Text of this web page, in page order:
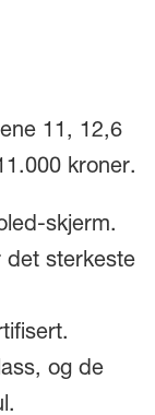
11, 12,6
kroner.
skjerm.
det sterkeste
og de